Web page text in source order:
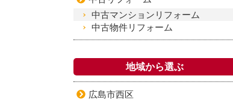
中古マンションリフォーム
中古物件リフォーム
地域から選ぶ
広島市西区